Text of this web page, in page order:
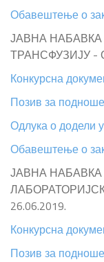
Обавештење о
ЈАВНА
ТРАНСФУЗИЈУ -
Конкурсна
Позив за
Одлука о додели
Обавештење о
ЈАВНА
26.06.2019.
Конкурсна
Позив за